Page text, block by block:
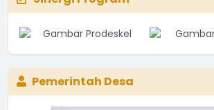
Pemerintah Desa